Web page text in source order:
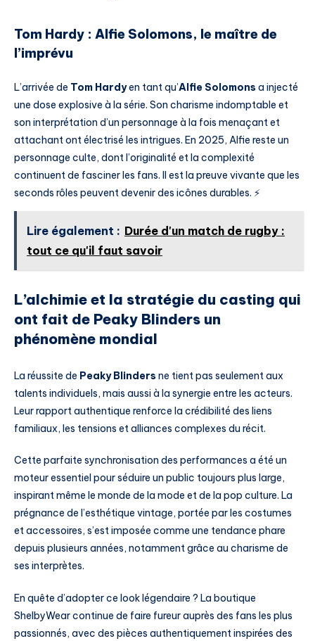
Tom Hardy : Alfie Solomons, le maître de
l’imprévu
L’arrivée de Tom Hardyen tant qu’Alfie Solomons a injecté
une dose explosive à la série. Son charisme indomptable et
son interprétation d’un personnage à la fois menaçant et
attachant ont électrisé les intrigues. En 2025, Alfie reste un
personnage culte, dont l’originalité et la complexité
continuent de fasciner les fans. Il est la preuve vivante que les
seconds rôles peuvent devenir des icônes durables. ⚡
Lire également : Durée d'un match de rugby :
tout ce qu'il faut savoir
L’alchimie et la stratégie du casting qui
ont fait de Peaky Blinders un
phénomène mondial
La réussite de Peaky Blinders ne tient pas seulement aux
talents individuels, mais aussi à la synergie entre les acteurs.
Leur rapport authentique renforce la crédibilité des liens
familiaux, les tensions et alliances complexes du récit.
Cette parfaite synchronisation des performances a été un
moteur essentiel pour séduire un public toujours plus large,
inspirant même le monde de la mode et de la pop culture. La
prégnance de l’esthétique vintage, portée par les costumes
et accessoires, s’est imposée comme une tendance phare
depuis plusieurs années, notamment grâce au charisme de
ses interprètes.
En quête d’adopter ce look légendaire ? La boutique
ShelbyWear continue de faire fureur auprès des fans les plus
passionnés, avec des pièces authentiquement inspirées des